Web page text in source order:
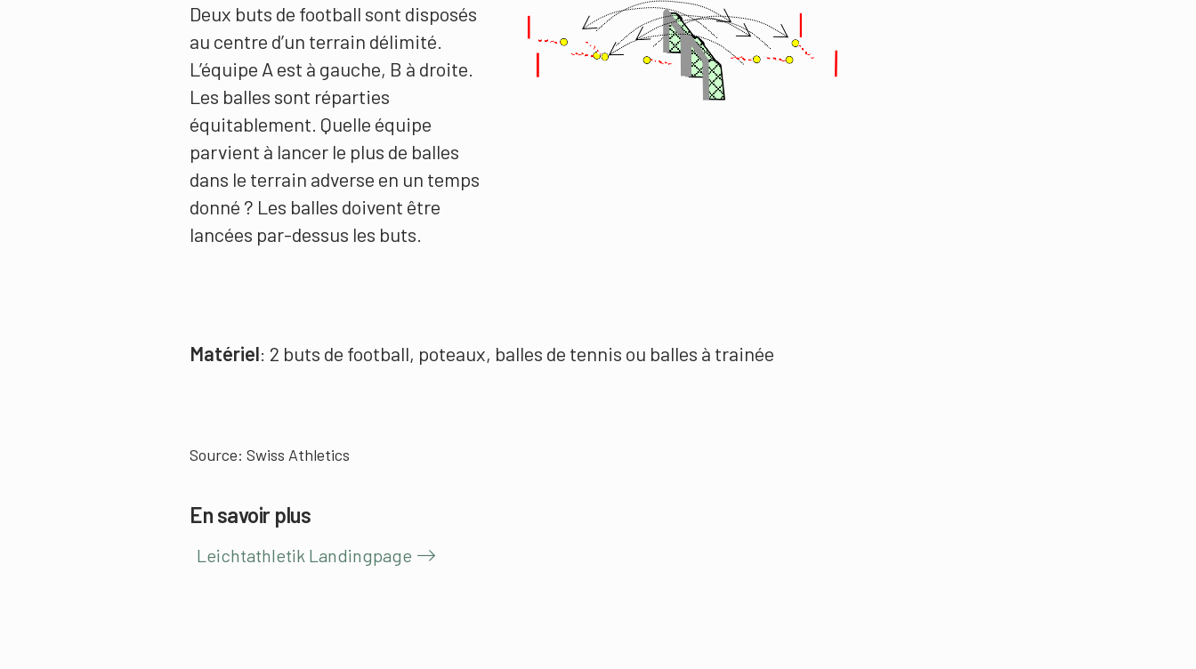
Deux buts de football sont disposés
au centre d’un terrain délimité.
L’équipe A est à gauche, B à droite.
Les balles sont réparties
équitablement. Quelle équipe
parvient à lancer le plus de balles
dans le terrain adverse en un temps
donné ? Les balles doivent être
lancées par-dessus les buts.
Matériel: 2 buts de football, poteaux, balles de tennis ou balles à trainée
Source: Swiss Athletics
En savoir plus
Leichtathletik Landingpage